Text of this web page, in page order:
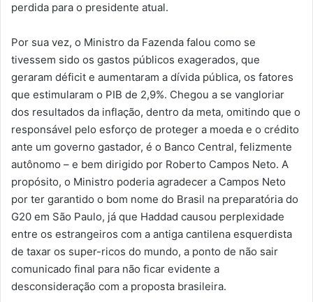
perdida para o presidente atual.
Por sua vez, o Ministro da Fazenda falou como se
tivessem sido os gastos públicos exagerados, que
geraram déficit e aumentaram a dívida pública, os fatores
que estimularam o PIB de 2,9%. Chegou a se vangloriar
dos resultados da inflação, dentro da meta, omitindo que o
responsável pelo esforço de proteger a moeda e o crédito
ante um governo gastador, é o Banco Central, felizmente
autônomo – e bem dirigido por Roberto Campos Neto. A
propósito, o Ministro poderia agradecer a Campos Neto
por ter garantido o bom nome do Brasil na preparatória do
G20 em São Paulo, já que Haddad causou perplexidade
entre os estrangeiros com a antiga cantilena esquerdista
de taxar os super-ricos do mundo, a ponto de não sair
comunicado final para não ficar evidente a
desconsideração com a proposta brasileira.